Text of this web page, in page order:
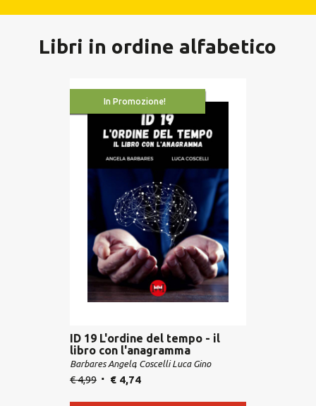
Libri in ordine alfabetico
In Promozione!
ID 19 L'ordine del tempo - il
libro con l'anagramma
Barbares Angela Coscelli Luca Gino
€4,99 €4,74